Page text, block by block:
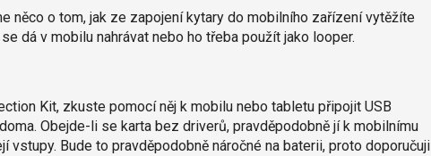
něco o tom, jak ze zapojení kytary do mobilního zařízení vytěžíte
dá v mobilu nahrávat nebo ho třeba použít jako looper.
Kit, zkuste pomocí něj k mobilu nebo tabletu připojit USB
Obejde-li se karta bez driverů, pravděpodobně jí k mobilnímu
vstupy. Bude to pravděpodobně náročné na baterii, proto doporučuji